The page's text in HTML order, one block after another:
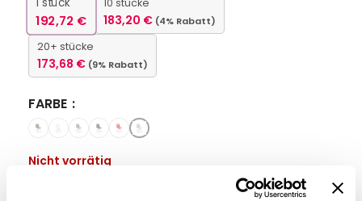
192,72 €
10 stücke
183,20 € (4% Rabatt)
20+ stücke
173,68 € (9% Rabatt)
FARBE
Nicht vorrätig